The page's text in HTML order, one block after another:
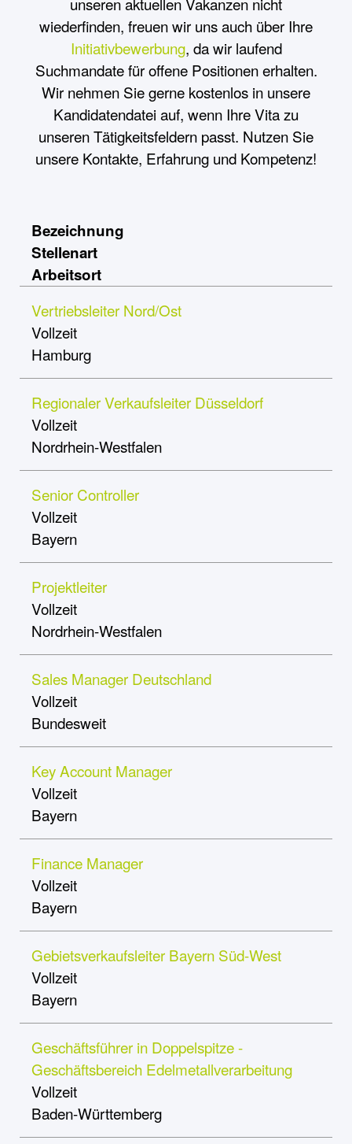
wiederfinden, freuen wir uns auch über Ihre
Initiativbewerbung, da wir laufend
Suchmandate für offene Positionen erhalten.
Wir nehmen Sie gerne kostenlos in unsere
Kandidatendatei auf, wenn Ihre Vita zu
unseren Tätigkeitsfeldern passt. Nutzen Sie
unsere Kontakte, Erfahrung und Kompetenz!
Bezeichnung
Stellenart
Arbeitsort
Vertriebsleiter Nord/Ost
Vollzeit
Hamburg
Regionaler Verkaufsleiter Düsseldorf
Vollzeit
Nordrhein-Westfalen
Senior Controller
Vollzeit
Bayern
Projektleiter
Vollzeit
Nordrhein-Westfalen
Sales Manager Deutschland
Vollzeit
Bundesweit
Key Account Manager
Vollzeit
Bayern
Finance Manager
Vollzeit
Bayern
Gebietsverkaufsleiter Bayern Süd-West
Vollzeit
Bayern
Geschäftsführer in Doppelspitze -
Geschäftsbereich Edelmetallverarbeitung
Vollzeit
Baden-Württemberg